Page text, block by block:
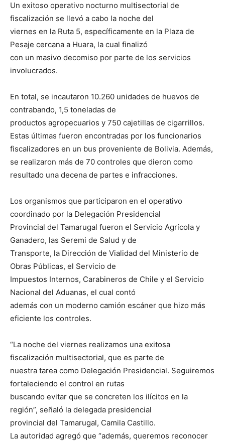
Un exitoso operativo nocturno multisectorial de
fiscalización se llevó a cabo la noche del
viernes en la Ruta 5, específicamente en la Plaza de
Pesaje cercana a Huara, la cual finalizó
con un masivo decomiso por parte de los servicios
involucrados.
En total, se incautaron 10.260 unidades de huevos de
contrabando, 1,5 toneladas de
productos agropecuarios y 750 cajetillas de cigarrillos.
Estas últimas fueron encontradas por los funcionarios
fiscalizadores en un bus proveniente de Bolivia. Además,
se realizaron más de 70 controles que dieron como
resultado una decena de partes e infracciones.
Los organismos que participaron en el operativo
coordinado por la Delegación Presidencial
Provincial del Tamarugal fueron el Servicio Agrícola y
Ganadero, las Seremi de Salud y de
Transporte, la Dirección de Vialidad del Ministerio de
Obras Públicas, el Servicio de
Impuestos Internos, Carabineros de Chile y el Servicio
Nacional del Aduanas, el cual contó
además con un moderno camión escáner que hizo más
eficiente los controles.
“La noche del viernes realizamos una exitosa
fiscalización multisectorial, que es parte de
nuestra tarea como Delegación Presidencial. Seguiremos
fortaleciendo el control en rutas
buscando evitar que se concreten los ilícitos en la
región”, señaló la delegada presidencial
provincial del Tamarugal, Camila Castillo.
La autoridad agregó que “además, queremos reconocer